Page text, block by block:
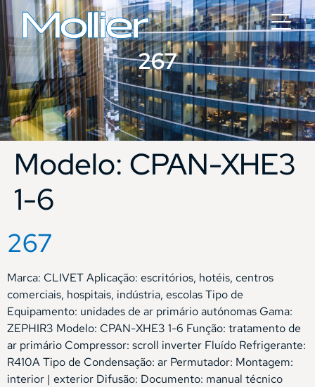
267
Modelo: CPAN-XHE3
1-6
267
Marca: CLIVET Aplicação: escritórios, hotéis, centros
comerciais, hospitais, indústria, escolas Tipo de
Equipamento: unidades de ar primário autónomas Gama:
ZEPHIR3 Modelo: CPAN-XHE3 1-6 Função: tratamento de
ar primário Compressor: scroll inverter Fluído Refrigerante:
R410A Tipo de Condensação: ar Permutador: Montagem:
interior | exterior Difusão: Documento: manual técnico